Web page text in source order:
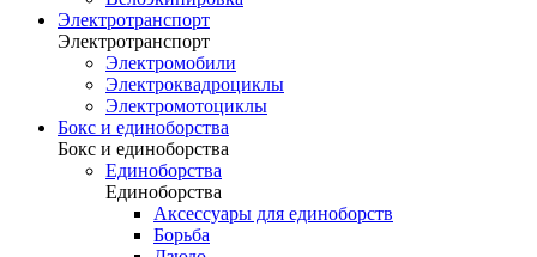
Электротранспорт
Электротранспорт
Электромобили
Электроквадроциклы
Электромотоциклы
Бокс и единоборства
Бокс и единоборства
Единоборства
Единоборства
Аксессуары для единоборств
Борьба